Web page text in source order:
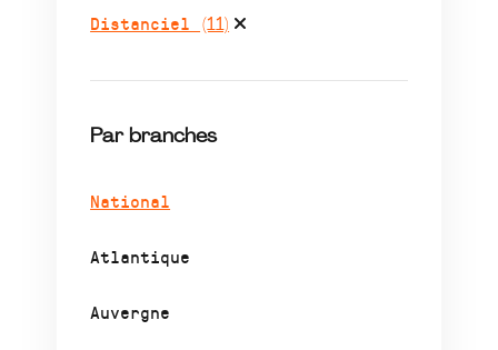
Distanciel (11)
Par branches
National
Atlantique
Auvergne